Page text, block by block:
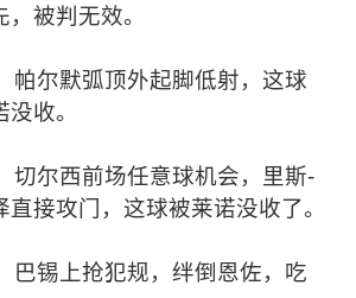
被判无效。
尔默弧顶外起脚低射，这球
收。
尔西前场任意球机会，里斯-
接攻门，这球被莱诺没收了。
锡上抢犯规，绊倒恩佐，吃